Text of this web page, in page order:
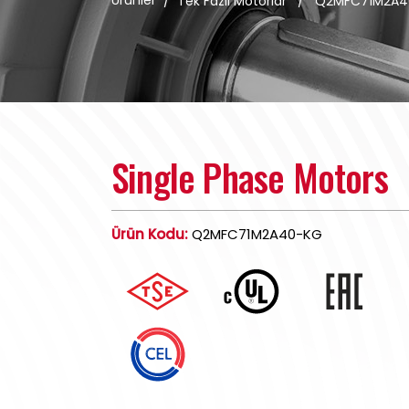
Single Phase Motors
Ürün Kodu:Q2MFC71M2A40-KG